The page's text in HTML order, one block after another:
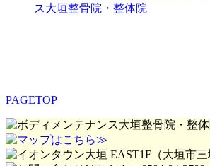
ス大垣整骨院・整体院
PAGETOP